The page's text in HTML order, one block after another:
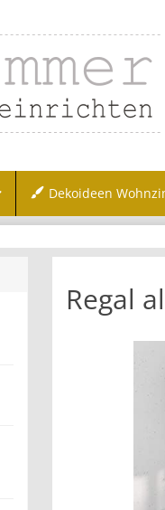
Dekoideen
Regal